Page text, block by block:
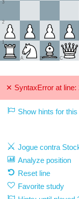
1
2
3
A B C
✕ SyntaxError at
Show hints for
Jogue contra
Analyze position
Reset line
Favorite study